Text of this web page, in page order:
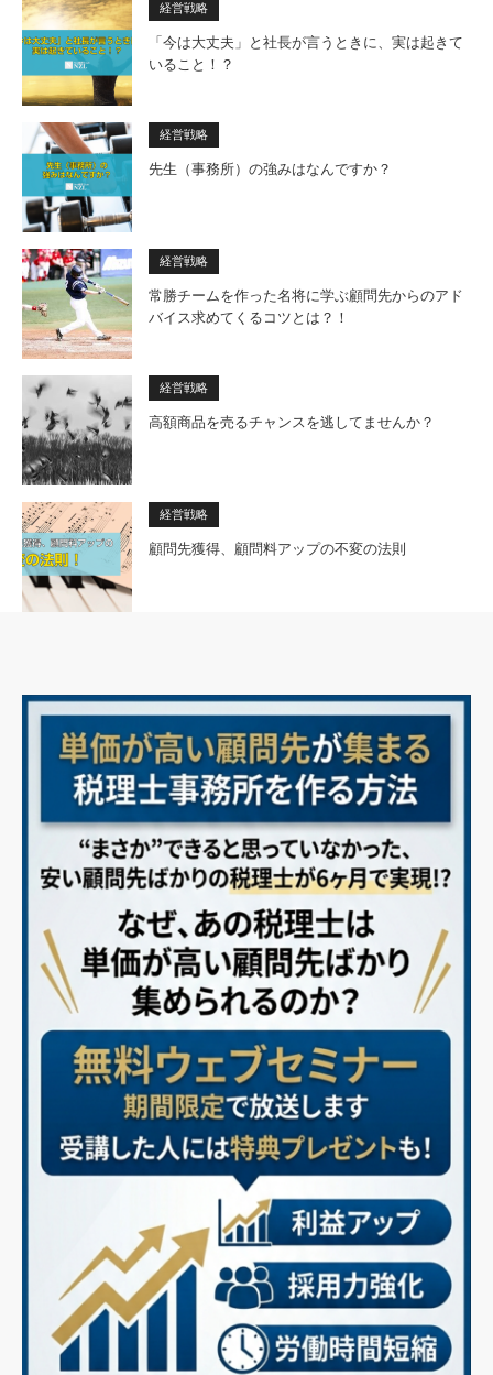
経営戦略
「今は大丈夫」と社長が言うときに、実は起きて
いること！？
経営戦略
先生（事務所）の強みはなんですか？
経営戦略
常勝チームを作った名将に学ぶ顧問先からのアド
バイス求めてくるコツとは？！
経営戦略
高額商品を売るチャンスを逃してませんか？
経営戦略
顧問先獲得、顧問料アップの不変の法則